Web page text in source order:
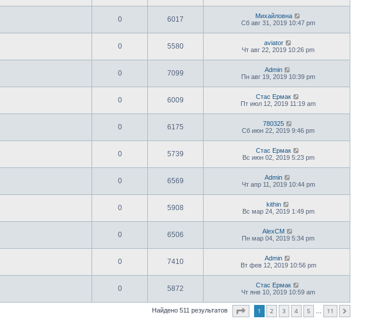
0 6017
Михайловна
Сб авг 31, 2019 10:47 pm
0 5580
aviator
Чт авг 22, 2019 10:26 pm
0 7099
Admin
Пн авг 19, 2019 10:39 pm
0 6009
Стас Ермак
Пт июл 12, 2019 11:19 am
0 6175
780325
Сб июн 22, 2019 9:46 pm
0 5739
Стас Ермак
Вс июн 02, 2019 5:23 pm
0 6569
Admin
Чт апр 11, 2019 10:44 pm
0 5908
kithin
Вс мар 24, 2019 1:49 pm
0 6506
AlexCM
Пн мар 04, 2019 5:34 pm
0 7410
Admin
Вт фев 12, 2019 10:56 pm
0 5872
Стас Ермак
Чт янв 10, 2019 10:59 am
Найдено 511 результатов Страница из11
1 2 3 4 5 11